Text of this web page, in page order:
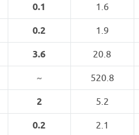
0.1 1.6
0.2 1.9
3.6 20.8
~ 520.8
2 5.2
0.2 2.1